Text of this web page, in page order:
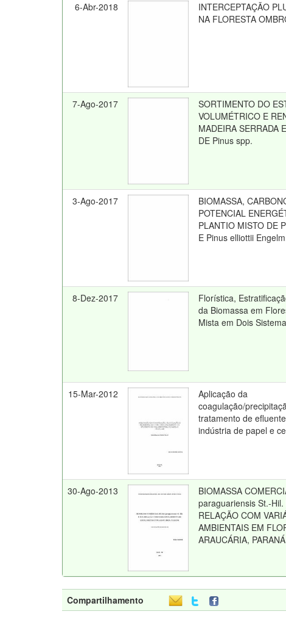
6-Abr-2018
INTERCEPTAÇÃO
NA FLORESTA
7-Ago-2017
SORTIMENTO DO
VOLUMÉTRICO E
MADEIRA SERRADA
DE Pinus spp.
3-Ago-2017
BIOMASSA,
POTENCIAL
PLANTIO MISTO DE
E Pinus elliottii
8-Dez-2017
Florística,
da Biomassa em
Mista em Dois
15-Mar-2012
Aplicação da
coagulação/
tratamento de
indústria de papel e
30-Ago-2013
BIOMASSA
paraguariensis St.-Hil.
RELAÇÃO COM
AMBIENTAIS EM
ARAUCÁRIA, PARANÁ
Compartilhamento